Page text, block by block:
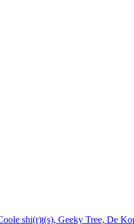
shi(r)t(s), Geeky Tree, De